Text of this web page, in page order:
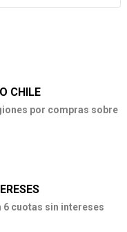
CHILE
por compras sobre
6 cuotas sin intereses